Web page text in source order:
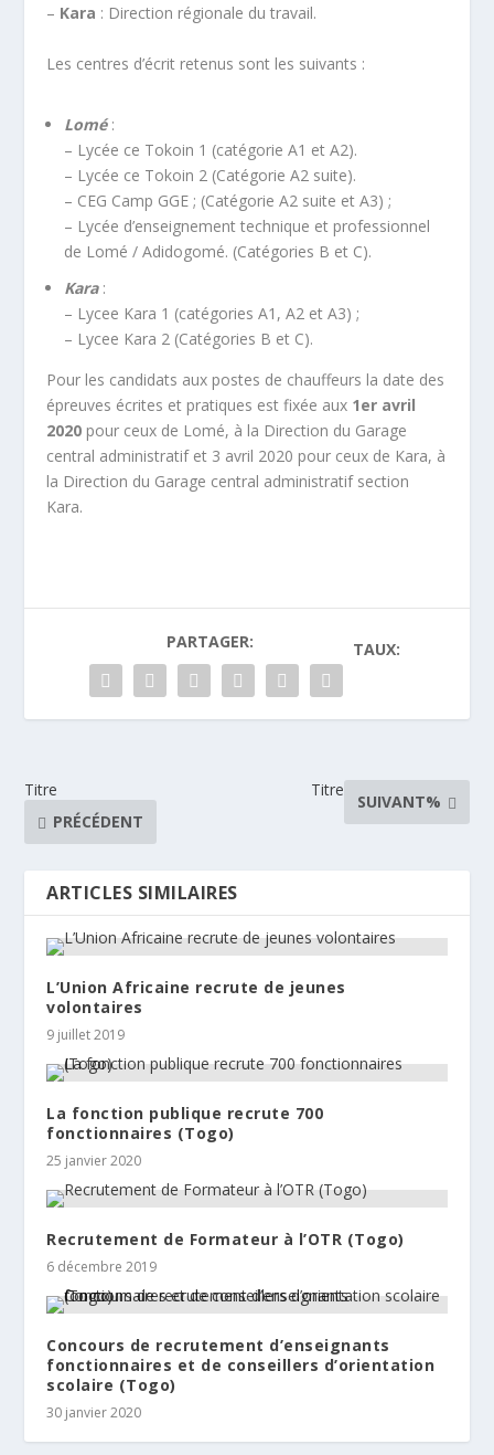
– Kara : Direction régionale du travail.
Les centres d’écrit retenus sont les suivants :
Lomé:
– Lycée ce Tokoin 1 (catégorie A1 et A2).
– Lycée ce Tokoin 2 (Catégorie A2 suite).
– CEG Camp GGE ; (Catégorie A2 suite et A3) ;
– Lycée d’enseignement technique et professionnel
de Lomé / Adidogomé. (Catégories B et C).
Kara:
– Lycee Kara 1 (catégories A1, A2 et A3) ;
– Lycee Kara 2 (Catégories B et C).
Pour les candidats aux postes de chauffeurs la date des
épreuves écrites et pratiques est fixée aux 1er avril
2020 pour ceux de Lomé, à la Direction du Garage
central administratif et 3 avril 2020 pour ceux de Kara, à
la Direction du Garage central administratif section
Kara.
PARTAGER: TAUX:
Titre
PRÉCÉDENT
Titre
SUIVANT%
ARTICLES SIMILAIRES
L’Union Africaine recrute de jeunes
volontaires
9 juillet 2019
La fonction publique recrute 700
fonctionnaires (Togo)
25 janvier 2020
Recrutement de Formateur à l’OTR (Togo)
6 décembre 2019
Concours de recrutement d’enseignants
fonctionnaires et de conseillers d’orientation
scolaire (Togo)
30 janvier 2020